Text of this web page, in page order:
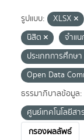
รูปแบบ: XLSX
นิสิต
จำแ
ประเภทการศึกษา
Open Data
ธรรมาภิบาลข้อมูล:
ศูนย์เทคโนโลยีส
กรองผลลัพธ์